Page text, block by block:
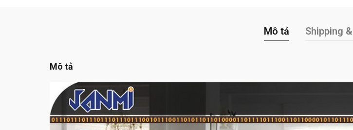
Mô tả Shipping
Mô tả